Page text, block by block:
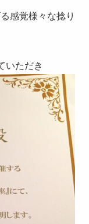
感覚様々な捻り
いただき